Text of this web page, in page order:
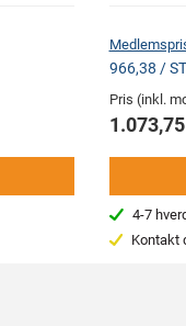
966,38 /
Pris (inkl.
4-7
Kontakt